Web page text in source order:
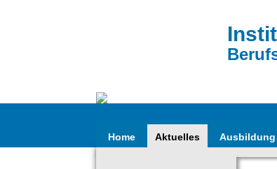
Home Aktuelles Ausbildung